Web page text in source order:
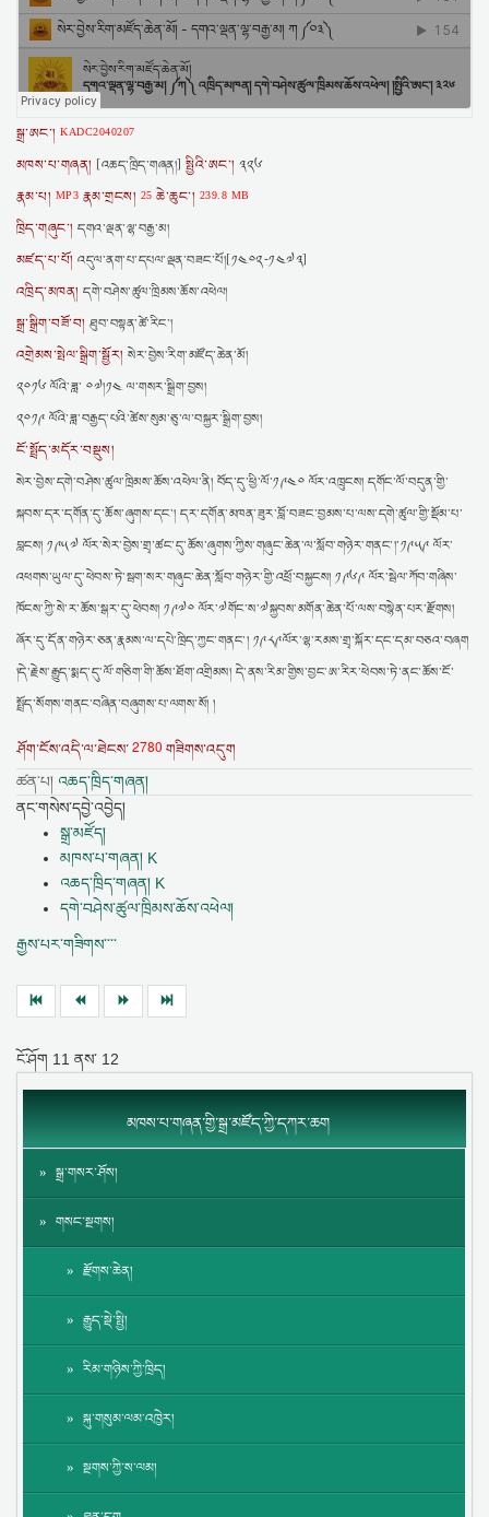
སྒྲ་ཨང་།KADC2040207
མཁས་པ་གཞན། [འཆད་ཁྲིད་གཞན།]སྤྱིའི་ཨང་། ༣༢༦
རྣམ་པ། MP3 རྣམ་གྲངས། 25 ཆེ་ཆུང་། 239.8 MB
ཁྲིད་གཞུང་།དགའ་ལྡན་ལྷ་བརྒྱ་མ།
མཛད་པ་པོ།འདུལ་ནག་པ་དཔལ་ལྡན་བཟང་པོ།[༡༤༠༢-༡༤༧༣]
འཁྲིད་མཁན།དགེ་བཤེས་ཚུལ་ཁྲིམས་ཆོས་འཕེལ།
སྒྲ་སྒྲིག་བཟོ་བ།ཐུབ་བསྟན་ཚེ་རིང་།
འགྲེམས་སྤེལ་སྒྲིག་སྦྱོར། སེར་བྱེས་རིག་མཛོད་ཆེན་མོ།
༢༠༡༦ ལོའི་ཟླ་ ༠༧།༡༤ ལ་གསར་སྒྲིག་བྱས།
༢༠༡༩ ལོའི་ཟླ་བརྒྱད་པའི་ཚེས་སུམ་ཅུ་ལ་བསྐྱར་སྒྲིག་བྱས།
ངོ་སྤྲོད་མདོར་བསྡུས།
སེར་བྱེས་དགེ་བཤེས་ཚུལ་ཁྲིམས་ཆོས་འཕེལ་ནི། བོད་དུ་ཕྱི་ལོ་༡༩༤༠ ལོར་འཁྲུངས། དགོང་ལོ་བདུན་གྱི་
སྐབས་དར་དགོན་དུ་ཆོས་ཞུགས་དང་། དར་དགོན་མཁན་ཟུར་བློ་བཟང་བྱམས་པ་ལས་དགེ་ཚུལ་གྱི་སྡོམ་པ་
བླངས། ༡༩༥༧ ལོར་སེར་བྱེས་གྲྭ་ཚང་དུ་ཆོས་ཞུགས་ཀྱིས་གཞུང་ཆེན་ལ་སློབ་གཉེར་གནང་།་༡༩༥༩ ལོར་
འཕགས་ཡུལ་དུ་ཕེབས་ཏེ་སྦག་སར་གཞུང་ཆེན་སློབ་གཉེར་གྱི་འཕྲོ་བསྐྱངས། ༡༩༦༩ ལོར་སྦེལ་ཀོབ་གཞིས་
ཁོངས་ཀྱི་སེ་ར་ཆོས་སྒར་དུ་ཕེབས། ༡༩༧༠ ལོར་༧གོང་ས་༧སྐྱབས་མགོན་ཆེན་པོ་ལས་བསྙེན་པར་རྫོགས།
ཞོར་དུ་དོན་གཉེར་ཅན་རྣམས་ལ་དཔེ་ཁྲིད་ཀྱང་གནང་། ༡༩༨༩ལོར་ལྷ་རམས་གྲྭ་སྐོར་དང་དམ་བཅའ་བཞག
།དེ་རྗེས་རྒྱུད་སྨད་དུ་ལོ་གཅིག་གི་ཆོས་ཐོག་འགྲིམས། དེ་ནས་རིམ་གྱིས་བྱང་ཨ་རིར་ཕེབས་ཏེ་ནང་ཆོས་ངོ་
སྤྲོད་སོགས་གནང་བཞིན་བཞུགས་པ་ལགས་སོ། །
ཤོག་ངོས་འདི་ལ་ཐེངས་2780 གཟིགས་འདུག
ཚན་པ། འཆད་ཁྲིད་གཞན།
ནང་གསེས་དབྱེ་འབྱེད།
སྒྲ་མཛོད།
མཁས་པ་གཞན། K
འཆད་ཁྲིད་གཞན། K
དགེ་བཤེས་ཚུལ་ཁྲིམས་ཆོས་འཕེལ།
རྒྱས་པར་གཟིགས་་་་
ངོ་ཤོག 11 ནས་ 12
མཁས་པ་གཞན་གྱི་སྒྲ་མཛོད་ཀྱི་དཀར་ཆག
སྒྲ་གསར་ཤོས།
གསང་སྔགས།
རྫོགས་ཆེན།
རྒྱུད་སྡེ་སྤྱི།
རིམ་གཉིས་ཀྱི་ཁྲིད།
སྐུ་གསུམ་ལམ་འཁྱེར།
སྔགས་ཀྱི་ས་ལམ།